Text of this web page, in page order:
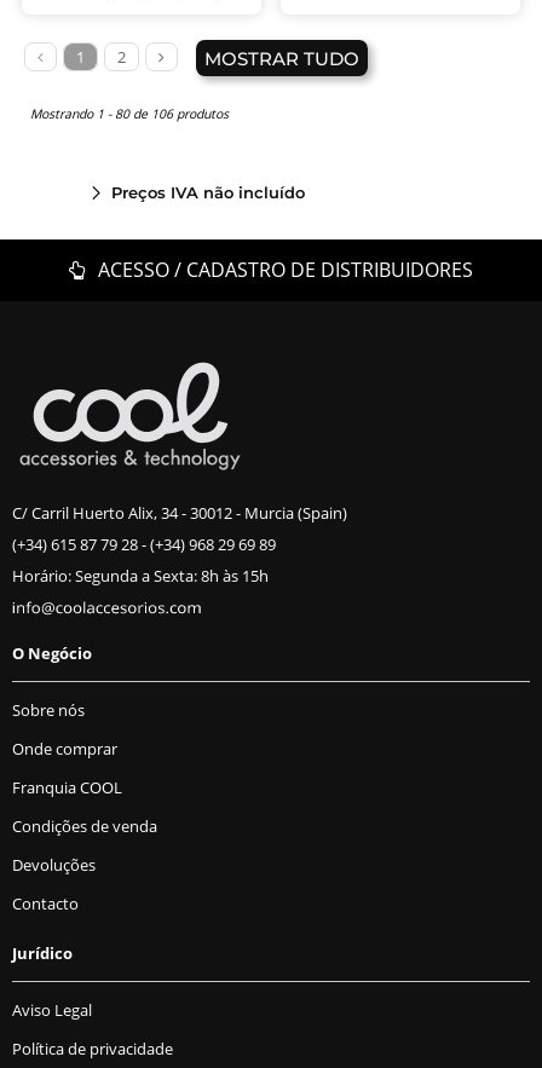
MOSTRAR TUDO
1 2
Mostrando 1 - 80 de 106 produtos
Preços IVA não incluído
ACESSO / CADASTRO DE DISTRIBUIDORES
C/ Carril Huerto Alix, 34 - 30012 - Murcia (Spain)
(+34) 615 87 79 28-(+34) 968 29 69 89
Horário: Segunda a Sexta: 8h às 15h
O Negócio
Sobre nós
Onde comprar
Franquia COOL
Condições de venda
Devoluções
Contacto
Jurídico
Aviso Legal
Política de privacidade